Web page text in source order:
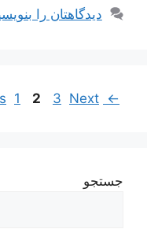
دیدگاهتان را
ناوبری
←
1
Page 2
Page 3 Next
جستجو